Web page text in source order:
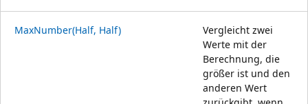
MaxNumber(Half, Half)
Vergleicht zwei
Werte mit der
Berechnung, die
größer ist und den
anderen Wert